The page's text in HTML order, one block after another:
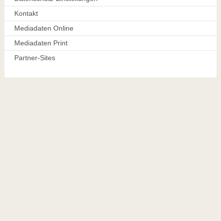
Kontakt
Mediadaten Online
Mediadaten Print
Partner-Sites